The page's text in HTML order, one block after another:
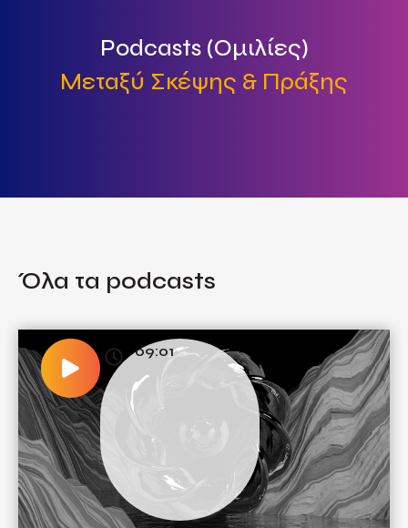
Podcasts (Ομιλίες)
Μεταξύ Σκέψης & Πράξης
Όλα τα podcasts
09:01